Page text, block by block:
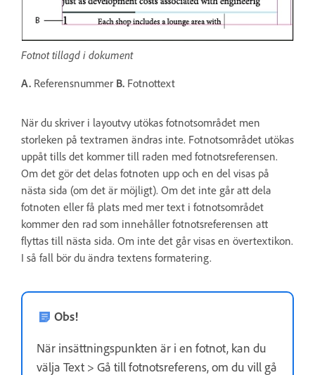
Fotnot tillagd i dokument
A. Referensnummer B. Fotnottext
När du skriver i layoutvy utökas fotnotsområdet men
storleken på textramen ändras inte. Fotnotsområdet utökas
uppåt tills det kommer till raden med fotnotsreferensen.
Om det gör det delas fotnoten upp och en del visas på
nästa sida (om det är möjligt). Om det inte går att dela
fotnoten eller få plats med mer text i fotnotsområdet
kommer den rad som innehåller fotnotsreferensen att
flyttas till nästa sida. Om inte det går visas en övertextikon.
I så fall bör du ändra textens formatering.
Obs!
När insättningspunkten är i en fotnot, kan du
välja Text > Gå till fotnotsreferens, om du vill gå